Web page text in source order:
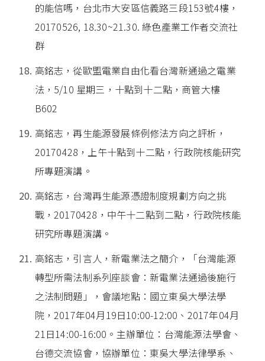
的能信嗎，台北市大安區信義路三段153號4樓，
20170526, 18.30~21.30. 綠色產業工作者交流社
群
高銘志，從歐盟電業自由化看台灣新通過之電業
法，5/10 星期三，十點到十二點，商管大樓
B602
高銘志，再生能源發展條例修法方向之評析，
20170428，上午十點到十二點，行政院核能研究
所專題演講。
高銘志，台灣再生能源憑證制度規劃方向之挑
戰，20170428，中午十二點到二點，行政院核能
研究所專題演講。
高銘志，引言人，新電業法之簡介，「台灣能源
轉型所需法制系列座談會：新電業法通過後施行
之法制問題」，會議地點：國立東吳大學法學
院，2017年04月19日10:00-12:00、2017年04月
21日14:00-16:00。主辦單位：台灣能源法學會、
台德交流協會，協辦單位：東吳大學法律學系、